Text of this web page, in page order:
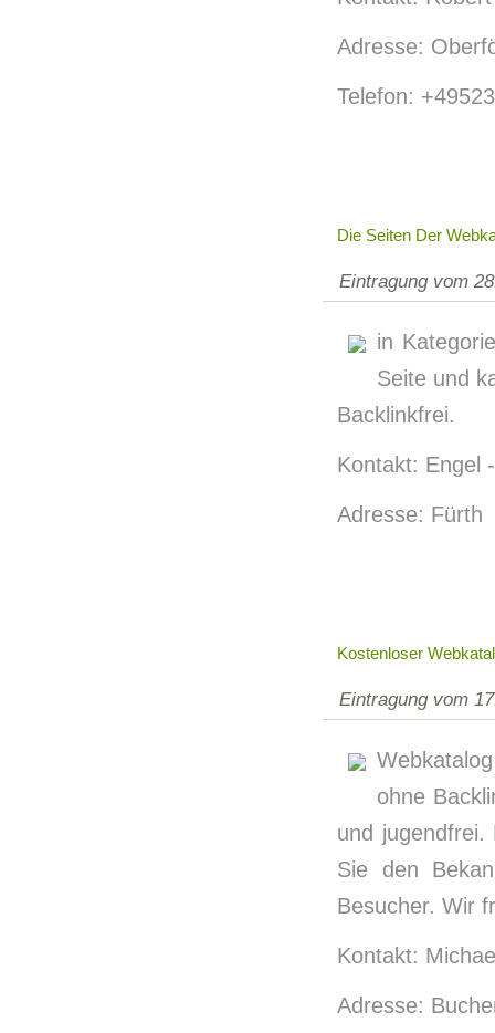
Adresse:
Telefon:
Die Seiten Der
Eintragung vom
in
Seite und
Backlinkfrei.
Kontakt: Engel -
Adresse: Fürth
Kostenloser
Eintragung vom
ohne
und
Sie den
Besucher. Wir
Kontakt:
Adresse: